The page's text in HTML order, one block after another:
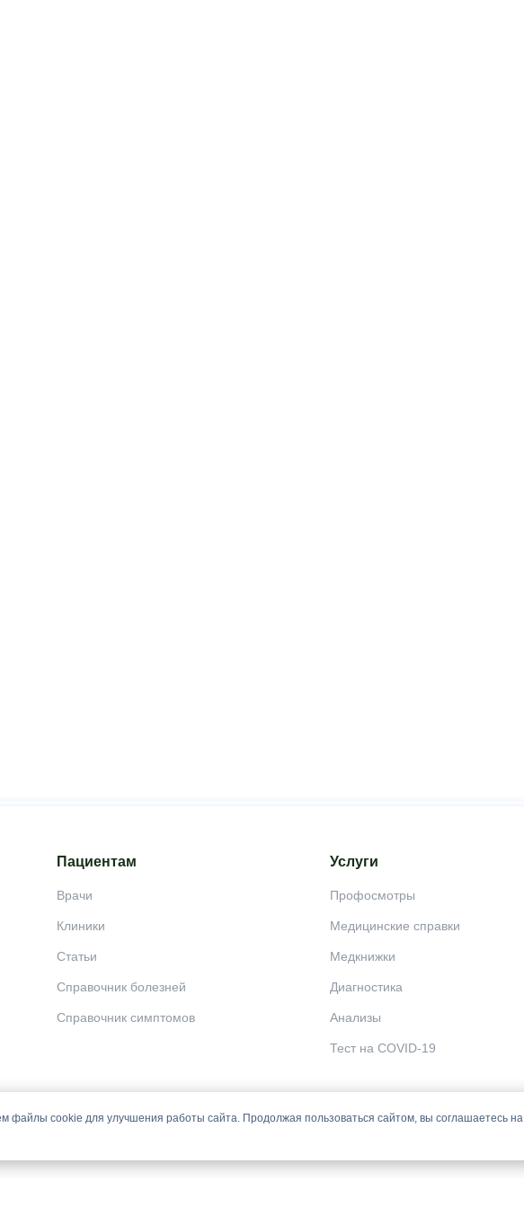
Пациентам
Врачи
Клиники
Статьи
Справочник болезней
Справочник симптомов
Услуги
Профосмотры
Медицинские справки
Медкнижки
Диагностика
Анализы
Тест на COVID-19
использована для постановки диагноза, назначения лечения и не заменяет прием врача.
публичной офертой и носят информационный характер.
файлы cookie для улучшения работы сайта. Продолжая пользоваться сайтом, вы соглашаетесь на